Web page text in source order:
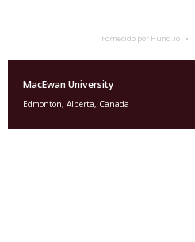
Fornecido por Hund.io
MacEwan University
Edmonton, Alberta, Canada